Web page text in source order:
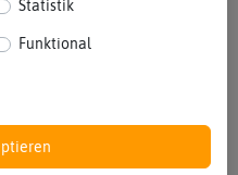
Statistik
Funktional